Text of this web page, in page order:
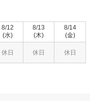
しながら、新しい自分に出
8/12
(水)
休日
8/13
(木)
休日
8/14
(金)
休日